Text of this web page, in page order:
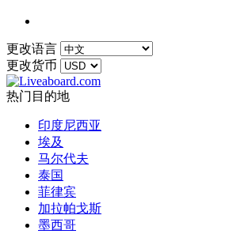
更改语言
更改货币
热门目的地
印度尼西亚
埃及
马尔代夫
泰国
菲律宾
加拉帕戈斯
墨西哥